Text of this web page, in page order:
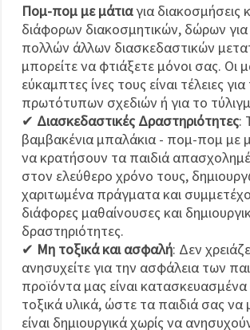
Πομ-πομ με μάτιαγια διακοσμήσεις
διάφορων διακοσμητικών, δώρων για
πολλών άλλων διασκεδαστικών
μπορείτε να φτιάξετε μόνοι σας. Οι
εύκαμπτες ίνες τους είναι τέλειες
πρωτότυπων σχεδιών ή για το
✔ Διασκεδαστικές Δραστηριότητες:
βαμβακένια μπαλάκια - πομ-πομ με
να κρατήσουν τα παιδιά
στον ελεύθερο χρόνο τους,
χαριτωμένα πράγματα και
διάφορες μαθαίνουσες και
δραστηριότητες.
✔ Μη τοξικά και ασφαλή: Δεν
ανησυχείτε για την ασφάλεια των
προϊόντα μας είναι
τοξικά υλικά, ώστε τα παιδιά σας
είναι δημιουργικά χωρίς να